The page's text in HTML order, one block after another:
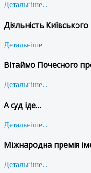
Детальніше...
Діяльність
Детальніше...
Вітаймо Почесного
Детальніше...
А суд іде…
Детальніше...
Міжнародна премія
Детальніше...